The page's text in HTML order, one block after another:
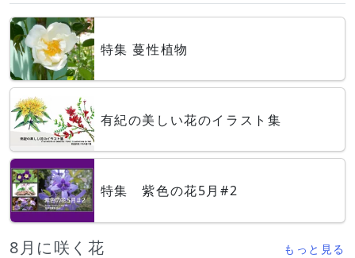
特集 蔓性植物
有紀の美しい花のイラスト集
特集 紫色の花5月#2
8月に咲く花 もっと見る